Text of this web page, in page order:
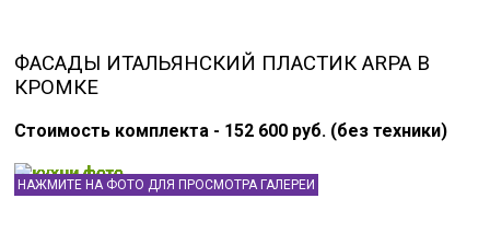
ФАСАДЫ ИТАЛЬЯНСКИЙ ПЛАСТИК ARPA В
КРОМКЕ
Стоимость комплекта - 152 600 руб. (без техники)
НАЖМИТЕ НА ФОТО ДЛЯ ПРОСМОТРА ГАЛЕРЕИ